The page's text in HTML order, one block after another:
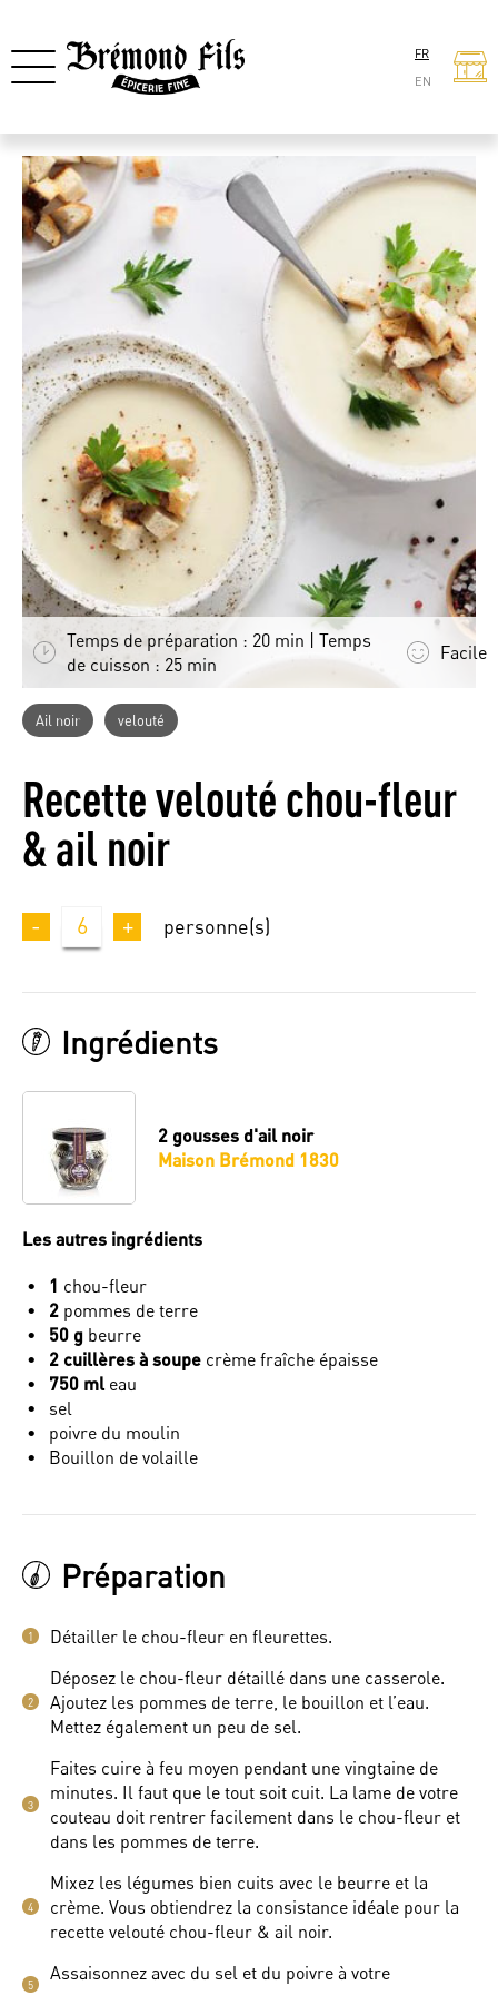
FR
EN
Temps de préparation : 20 min | Temps
de cuisson : 25 min
Facile
Ail noir velouté
Recette velouté chou-fleur
& ail noir
- 6 + personne(s)
Ingrédients
2 gousses d'ail noir
Maison Brémond 1830
Les autres ingrédients
1 chou-fleur
2 pommes de terre
50 g beurre
2 cuillères à soupe crème fraîche épaisse
750 mleau
sel
poivre du moulin
Bouillon de volaille
Préparation
1 Détailler le chou-fleur en fleurettes.
2
Déposez le chou-fleur détaillé dans une casserole.
Ajoutez les pommes de terre, le bouillon et l’eau.
Mettez également un peu de sel.
3
Faites cuire à feu moyen pendant une vingtaine de
minutes. Il faut que le tout soit cuit. La lame de votre
couteau doit rentrer facilement dans le chou-fleur et
dans les pommes de terre.
4
Mixez les légumes bien cuits avec le beurre et la
crème. Vous obtiendrez la consistance idéale pour la
recette velouté chou-fleur & ail noir.
5
Assaisonnez avec du sel et du poivre à votre